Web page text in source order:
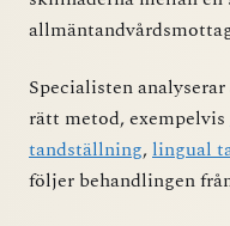
Specialisten
rätt metod, exempelvis
tandställning,lingual
följer behandlingen